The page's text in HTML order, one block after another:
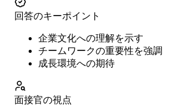
回答のキーポイント
企業文化への理解を示す
チームワークの重要性を強調
成長環境への期待
面接官の視点